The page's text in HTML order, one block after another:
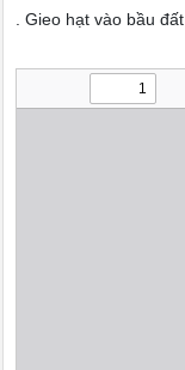
. Gieo hạt vào bầu đất